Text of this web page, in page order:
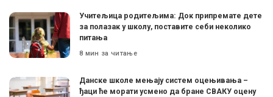
Учитељица родитељима: Док припремате дете
за полазак у школу, поставите себи неколико
питања
8 мин за читање
Данске школе мењају систем оцењивања –
ђаци ће морати усмено да бране СВАКУ оцену